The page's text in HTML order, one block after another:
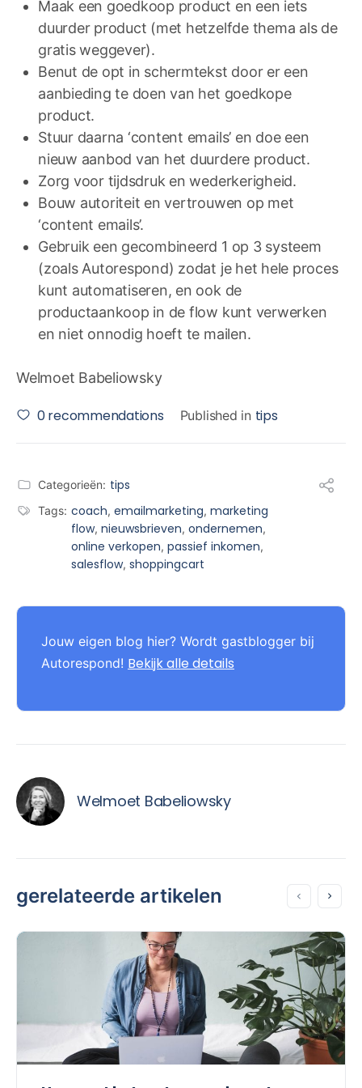
Maak een goedkoop product en een iets
duurder product (met hetzelfde thema als de
gratis weggever).
Benut de opt in schermtekst door er een
aanbieding te doen van het goedkope
product.
Stuur daarna ‘content emails’ en doe een
nieuw aanbod van het duurdere product.
Zorg voor tijdsdruk en wederkerigheid.
Bouw autoriteit en vertrouwen op met
‘content emails’.
Gebruik een gecombineerd 1 op 3 systeem
(zoals Autorespond) zodat je het hele proces
kunt automatiseren, en ook de
productaankoop in de flow kunt verwerken
en niet onnodig hoeft te mailen.
Welmoet Babeliowsky
0recommendations Published in tips
Categorieën: tips
Tags: coach, emailmarketing, marketing
flow, nieuwsbrieven, ondernemen,
online verkopen, passief inkomen,
salesflow, shoppingcart
Jouw eigen blog hier? Wordt gastblogger bij
Autorespond! Bekijk alle details
Welmoet Babeliowsky
gerelateerde artikelen